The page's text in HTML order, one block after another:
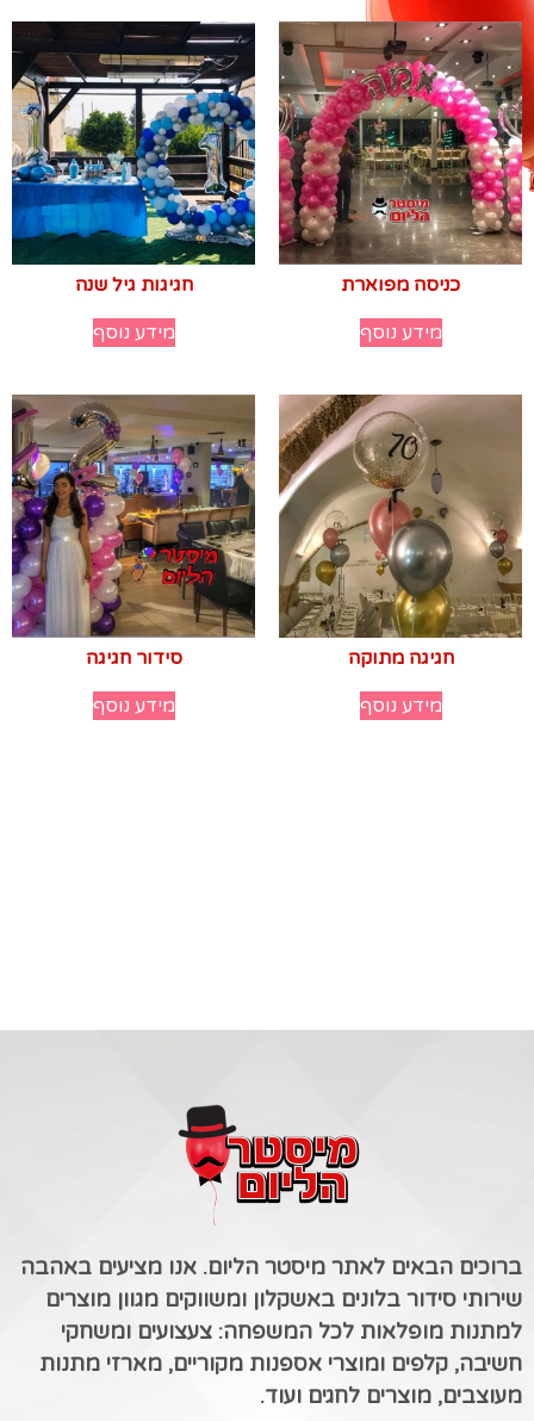
כניסה מפוארת
מידע נוסף
חגיגות גיל שנה
מידע נוסף
חגיגה מתוקה
מידע נוסף
סידור חגיגה
מידע נוסף
ברוכים הבאים לאתר מיסטר הליום. אנו מציעים באהבה
שירותי סידור בלונים באשקלון ומשווקים מגוון מוצרים
למתנות מופלאות לכל המשפחה: צעצועים ומשחקי
חשיבה, קלפים ומוצרי אספנות מקוריים, מארזי מתנות
מעוצבים, מוצרים לחגים ועוד.